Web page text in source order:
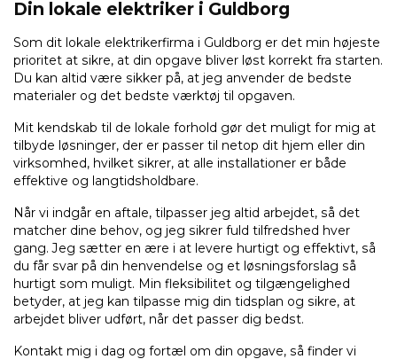
Din lokale elektriker i Guldborg
Som dit lokale elektrikerfirma i Guldborg er det min højeste
prioritet at sikre, at din opgave bliver løst korrekt fra starten.
Du kan altid være sikker på, at jeg anvender de bedste
materialer og det bedste værktøj til opgaven.
Mit kendskab til de lokale forhold gør det muligt for mig at
tilbyde løsninger, der er passer til netop dit hjem eller din
virksomhed, hvilket sikrer, at alle installationer er både
effektive og langtidsholdbare.
Når vi indgår en aftale, tilpasser jeg altid arbejdet, så det
matcher dine behov, og jeg sikrer fuld tilfredshed hver
gang. Jeg sætter en ære i at levere hurtigt og effektivt, så
du får svar på din henvendelse og et løsningsforslag så
hurtigt som muligt. Min fleksibilitet og tilgængelighed
betyder, at jeg kan tilpasse mig din tidsplan og sikre, at
arbejdet bliver udført, når det passer dig bedst.
Kontakt mig i dag og fortæl om din opgave, så finder vi